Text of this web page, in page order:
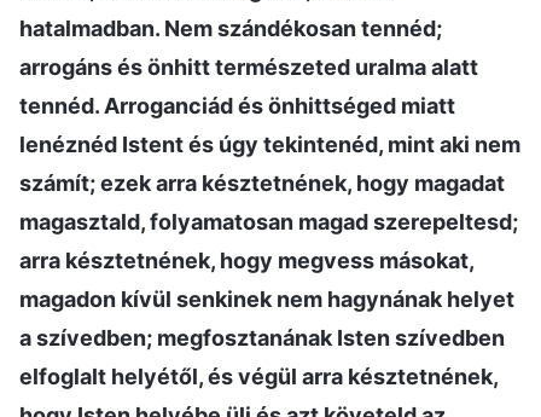
hatalmadban. Nem szándékosan tennéd;
arrogáns és önhitt természeted uralma alatt
tennéd. Arroganciád és önhittséged miatt
lenéznéd Istent és úgy tekintenéd, mint aki nem
számít; ezek arra késztetnének, hogy magadat
magasztald, folyamatosan magad szerepeltesd;
arra késztetnének, hogy megvess másokat,
magadon kívül senkinek nem hagynának helyet
a szívedben; megfosztanának Isten szívedben
elfoglalt helyétől, és végül arra késztetnének,